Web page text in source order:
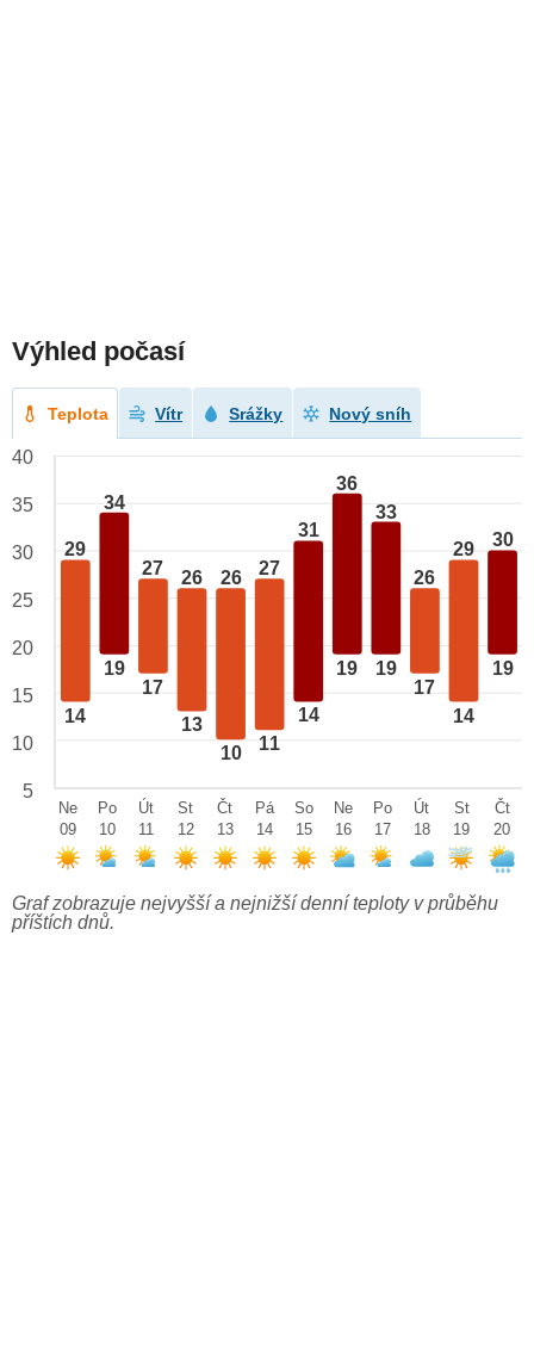
Výhled počasí
Teplota Vítr Srážky Nový sníh
29
14
34
19
27
17
26
13
26
10
27
11
31
14
36
19
33
19
26
17
29
14
30
19
40
35
30
25
20
15
10
5
Ne
09
Po
10
Út
11
St
12
Čt
13
Pá
14
So
15
Ne
16
Po
17
Út
18
St
19
Čt
20
Graf zobrazuje nejvyšší a nejnižší denní teploty v průběhu
příštích dnů.